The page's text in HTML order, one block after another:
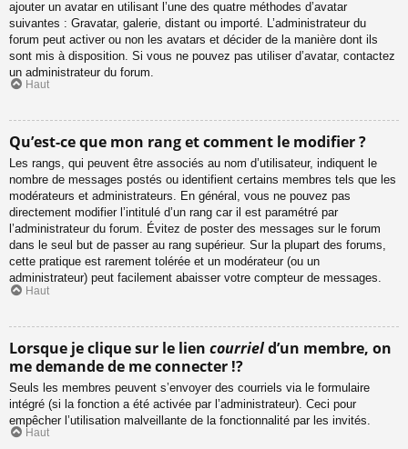
ajouter un avatar en utilisant l’une des quatre méthodes d’avatar
suivantes : Gravatar, galerie, distant ou importé. L’administrateur du
forum peut activer ou non les avatars et décider de la manière dont ils
sont mis à disposition. Si vous ne pouvez pas utiliser d’avatar, contactez
un administrateur du forum.
Haut
Qu’est-ce que mon rang et comment le modifier ?
Les rangs, qui peuvent être associés au nom d’utilisateur, indiquent le
nombre de messages postés ou identifient certains membres tels que les
modérateurs et administrateurs. En général, vous ne pouvez pas
directement modifier l’intitulé d’un rang car il est paramétré par
l’administrateur du forum. Évitez de poster des messages sur le forum
dans le seul but de passer au rang supérieur. Sur la plupart des forums,
cette pratique est rarement tolérée et un modérateur (ou un
administrateur) peut facilement abaisser votre compteur de messages.
Haut
Lorsque je clique sur le lien courrield’un membre, on
me demande de me connecter !?
Seuls les membres peuvent s’envoyer des courriels via le formulaire
intégré (si la fonction a été activée par l’administrateur). Ceci pour
empêcher l’utilisation malveillante de la fonctionnalité par les invités.
Haut